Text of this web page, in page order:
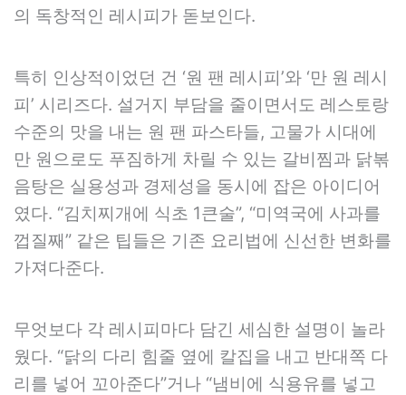
의 독창적인 레시피가 돋보인다.
특히 인상적이었던 건 ‘원 팬 레시피’와 ‘만 원 레시
피’ 시리즈다. 설거지 부담을 줄이면서도 레스토랑
수준의 맛을 내는 원 팬 파스타들, 고물가 시대에
만 원으로도 푸짐하게 차릴 수 있는 갈비찜과 닭볶
음탕은 실용성과 경제성을 동시에 잡은 아이디어
였다. “김치찌개에 식초 1큰술”, “미역국에 사과를
껍질째” 같은 팁들은 기존 요리법에 신선한 변화를
가져다준다.
무엇보다 각 레시피마다 담긴 세심한 설명이 놀라
웠다. “닭의 다리 힘줄 옆에 칼집을 내고 반대쪽 다
리를 넣어 꼬아준다”거나 “냄비에 식용유를 넣고